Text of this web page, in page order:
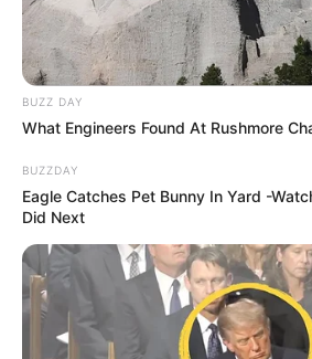
BUZZ DAY
What Engineers Found At Rushmore
BUZZDAY
Eagle Catches Pet Bunny In Yard -
Did Next